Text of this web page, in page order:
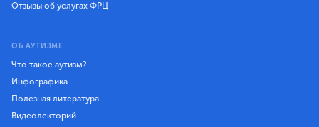
Отзывы об услугах ФРЦ
ОБ АУТИЗМЕ
Что такое аутизм?
Инфографика
Полезная литература
Видеолекторий